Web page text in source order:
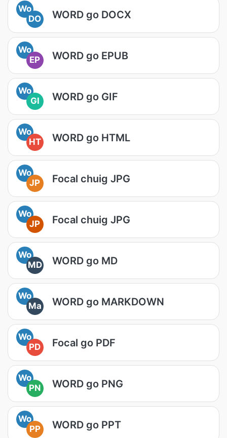
Wo
DO
WORD go DOCX
Wo
EP
WORD go EPUB
Wo
GI
WORD go GIF
Wo
HT
WORD go HTML
Wo
JP
Focal chuig JPG
Wo
JP
Focal chuig JPG
Wo
MD
WORD go MD
Wo
Ma
WORD go MARKDOWN
Wo
PD
Focal go PDF
Wo
PN
WORD go PNG
Wo
PP
WORD go PPT